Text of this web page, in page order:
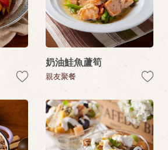
奶油鮭魚蘆筍
親友聚餐